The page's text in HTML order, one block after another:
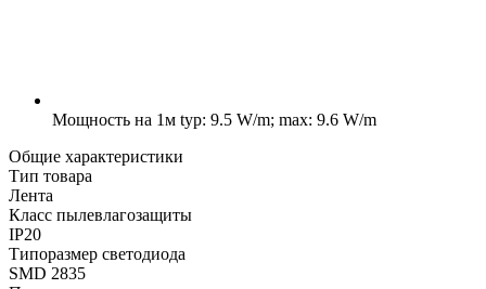
Мощность на 1м typ: 9.5 W/m; max: 9.6 W/m
Общие характеристики
Тип товара
Лента
Класс пылевлагозащиты
IP20
Типоразмер светодиода
SMD 2835